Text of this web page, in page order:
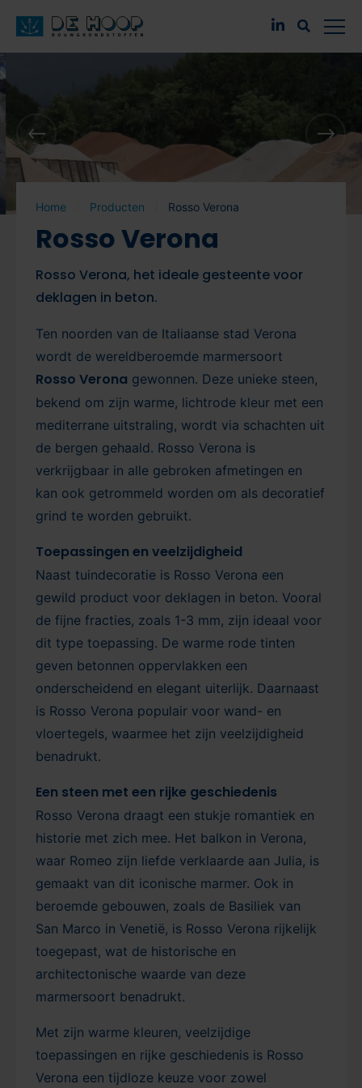
Home Producten Rosso Verona
Rosso Verona
Rosso Verona, het ideale gesteente voor
deklagen in beton.
Ten noorden van de Italiaanse stad Verona
wordt de wereldberoemde marmersoort
Rosso Verona gewonnen. Deze unieke steen,
bekend om zijn warme, lichtrode kleur met een
mediterrane uitstraling, wordt via schachten uit
de bergen gehaald. Rosso Verona is
verkrijgbaar in alle gebroken afmetingen en
kan ook getrommeld worden om als decoratief
grind te worden gebruikt.
Toepassingen en veelzijdigheid
Naast tuindecoratie is Rosso Verona een
gewild product voor deklagen in beton. Vooral
de fijne fracties, zoals 1-3 mm, zijn ideaal voor
dit type toepassing. De warme rode tinten
geven betonnen oppervlakken een
onderscheidend en elegant uiterlijk. Daarnaast
is Rosso Verona populair voor wand- en
vloertegels, waarmee het zijn veelzijdigheid
benadrukt.
Een steen met een rijke geschiedenis
Rosso Verona draagt een stukje romantiek en
historie met zich mee. Het balkon in Verona,
waar Romeo zijn liefde verklaarde aan Julia, is
gemaakt van dit iconische marmer. Ook in
beroemde gebouwen, zoals de Basiliek van
San Marco in Venetië, is Rosso Verona rijkelijk
toegepast, wat de historische en
architectonische waarde van deze
marmersoort benadrukt.
Met zijn warme kleuren, veelzijdige
toepassingen en rijke geschiedenis is Rosso
Verona een tijdloze keuze voor zowel